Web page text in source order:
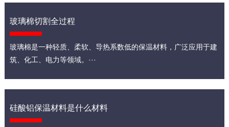
玻璃棉切割全过程
玻璃棉是一种轻质、柔软、导热系数低的保温材料，广泛应用于建
筑、化工、电力等领域。···
硅酸铝保温材料是什么材料